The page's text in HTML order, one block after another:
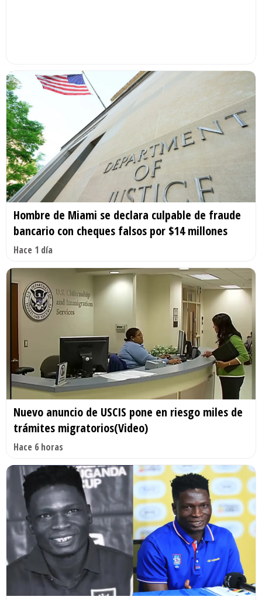
Hombre de Miami se declara culpable de fraude
bancario con cheques falsos por $14 millones
Hace 1 día
Nuevo anuncio de USCIS pone en riesgo miles de
trámites migratorios(Video)
Hace 6 horas